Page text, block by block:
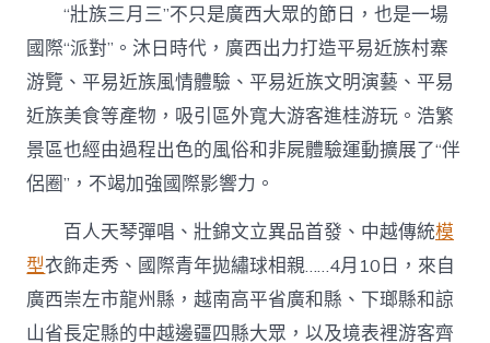
“壯族三月三”不只是廣西大眾的節日，也是一場
國際“派對”。沐日時代，廣西出力打造平易近族村寨
游覽、平易近族風情體驗、平易近族文明演藝、平易
近族美食等產物，吸引區外寬大游客進桂游玩。浩繁
景區也經由過程出色的風俗和非屍體驗運動擴展了“伴
侶圈”，不竭加強國際影響力。
百人天琴彈唱、壯錦文立異品首發、中越傳統模
型衣飾走秀、國際青年拋繡球相親……4月10日，來自
廣西崇左市龍州縣，越南高平省廣和縣、下瑯縣和諒
山省長定縣的中越邊疆四縣大眾，以及境表裡游客齊